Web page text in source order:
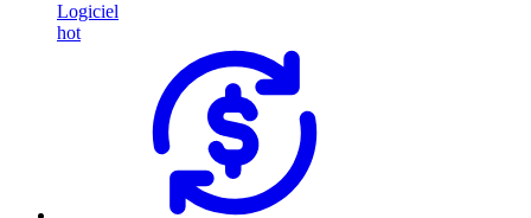
Logiciel
hot